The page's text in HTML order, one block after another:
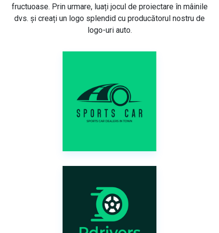
fructuoase. Prin urmare, luați jocul de proiectare în mâinile
dvs. și creați un logo splendid cu producătorul nostru de
logo-uri auto.